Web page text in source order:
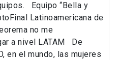
Equipo “Bella y
Latinoamericana de
no me
a nivel LATAM De
en el mundo, las mujeres